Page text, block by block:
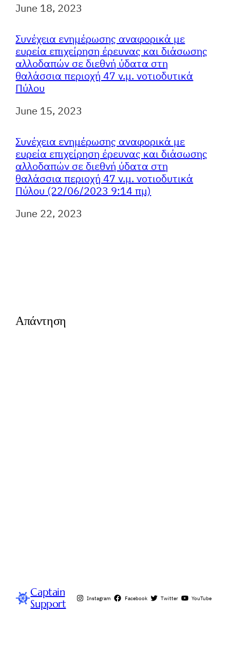
Ημερομηνία
June 18, 2023
Συνέχεια ενημέρωσης αναφορικά με
ευρεία επιχείρηση έρευνας και διάσωσης
αλλοδαπών σε διεθνή ύδατα στη
θαλάσσια περιοχή 47 ν.μ. νοτιοδυτικά
Πύλου
Ημερομηνία
June 15, 2023
Συνέχεια ενημέρωσης αναφορικά με
ευρεία επιχείρηση έρευνας και διάσωσης
αλλοδαπών σε διεθνή ύδατα στη
θαλάσσια περιοχή 47 ν.μ. νοτιοδυτικά
Πύλου (22/06/2023 9:14 πμ)
Ημερομηνία
June 22, 2023
Απάντηση
Captain
Support
Instagram Facebook Twitter YouTube